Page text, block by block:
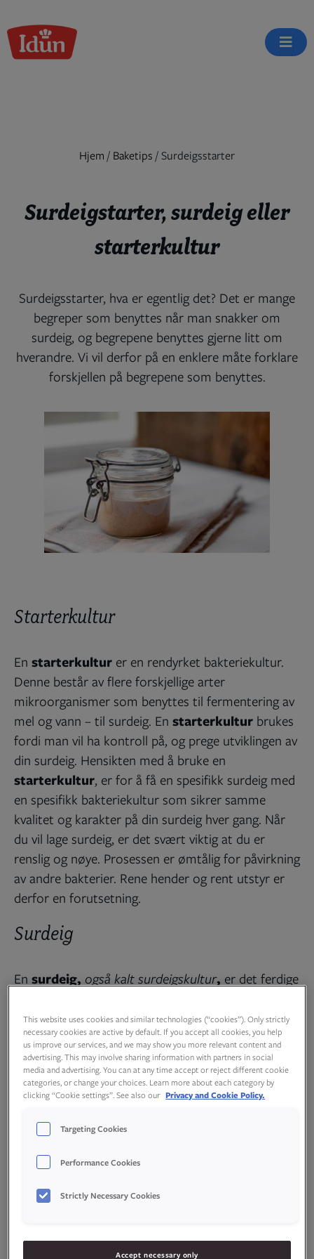
to
content
Hjem / Baketips / Surdeigsstarter
Surdeigstarter, surdeig eller
starterkultur
Surdeigsstarter, hva er egentlig det? Det er mange
begreper som benyttes når man snakker om
surdeig, og begrepene benyttes gjerne litt om
hverandre. Vi vil derfor på en enklere måte forklare
forskjellen på begrepene som benyttes.
Starterkultur
En starterkultur er en rendyrket bakteriekultur.
Denne består av flere forskjellige arter
mikroorganismer som benyttes til fermentering av
mel og vann – til surdeig. En starterkultur brukes
fordi man vil ha kontroll på, og prege utviklingen av
din surdeig. Hensikten med å bruke en
starterkultur, er for å få en spesifikk surdeig med
en spesifikk bakteriekultur som sikrer samme
kvalitet og karakter på din surdeig hver gang. Når
du vil lage surdeig, er det svært viktig at du er
renslig og nøye. Prosessen er ømtålig for påvirkning
av andre bakterier. Rene hender og rent utstyr er
derfor en forutsetning.
Surdeig
En surdeig, også kalt surdeigskultur, er det ferdige
Surdeigen består da gjerne av en kombinasjon av
melke- og eddiksyrebakterier og noe gjær. En
surdeigkan gjerne holdes i live over lang tid,
forutsatt at den får nøysomt og jevnlig vedlikehold.
Når din surdeig endelig er klar, enten hjemmelaget
videre som ensurdeigsstarter
denne som ensurdeigsstarterfor å lage ny
This website uses cookies and similar technologies (“cookies”). Only strictly
necessary cookies are active by default. If you accept all cookies, you help
us improve our services, and we may show you more relevant content and
advertising. This may involve sharing information with partners in social
media and advertising. You can at any time accept or reject different cookie
categories, or change your choices. Learn more about each category by
clicking “Cookie settings”. See also our Privacy and Cookie Policy.
Targeting Cookies
Performance Cookies
Strictly Necessary Cookies
Accept necessary only